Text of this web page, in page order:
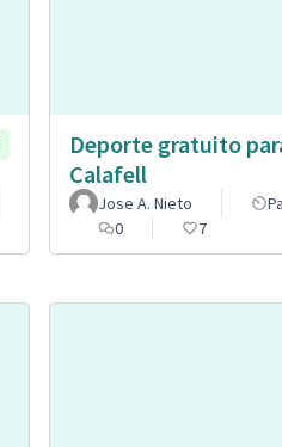
Deporte gratuito
Calafell
Jose A. Nieto
0
7